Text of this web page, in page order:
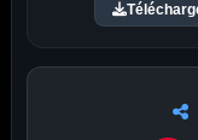
pour
Du HD à la 8K —